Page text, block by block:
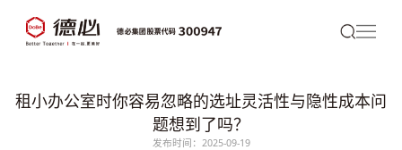
租小办公室时你容易忽略的选址灵活性与隐性成本问
题想到了吗？
发布时间：2025-09-19